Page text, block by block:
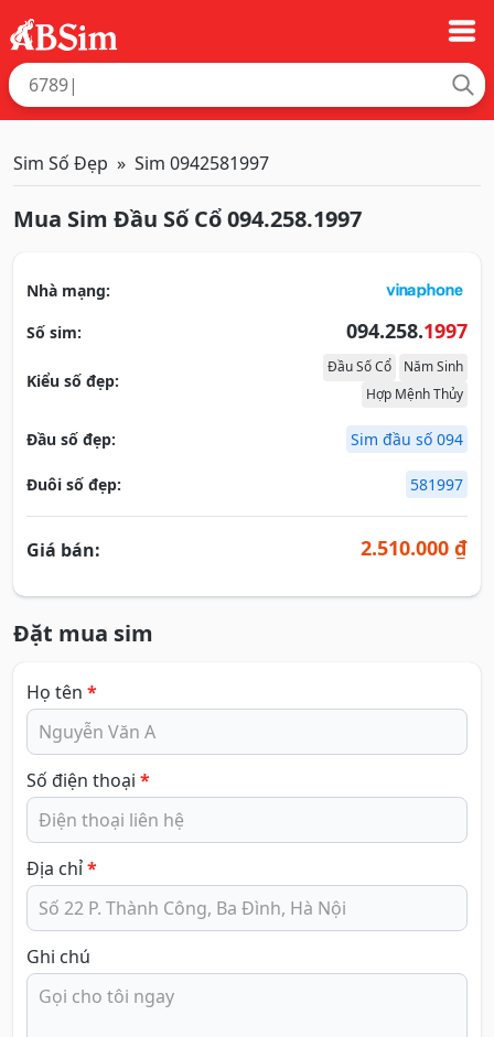
Sim Số Đẹp Sim 0942581997
Mua Sim Đầu Số Cổ 094.258.1997
Nhà mạng:
Số sim:
094.258.1997
Kiểu số đẹp:
Đầu Số Cổ
Năm Sinh
Hợp Mệnh Thủy
Đầu số đẹp: Sim đầu số 094
Đuôi số đẹp: 581997
Giá bán: 2.510.000 ₫
Đặt mua sim
Họ tên *
Số điện thoại *
Địa chỉ*
Ghi chú